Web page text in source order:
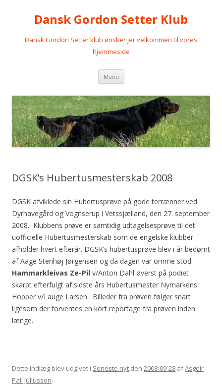
Dansk Gordon Setter Klub
Dansk Gordon Setter klub ønsker jer velkommen til vores
hjemmeside
Menu Videre
indhold
DGSK’s Hubertusmesterskab 2008
DGSK afviklede sin Hubertusprøve på gode terrænner ved
Dyrhavegård og Vognserup i Vetssjælland, den 27. september
2008. Klubbens prøve er samtidig udtagelsesprøve til det
uofficielle Hubertusmesterskab som de engelske klubber
afholder hvert efterår. DGSK’s hubertusprøve blev i år bedømt
af Aage Stenhøj Jørgensen og da dagen var omme stod
Hammarkleivas Ze-Pil v/Anton Dahl øverst på podiet
skarpt efterfulgt af sidste års Hubertusmester Nymarkens
Hopper v/Lauge Larsen . Billeder fra prøven følger snart
ligesom der forventes en kort reportage fra prøven inden
længe.
Dette indlæg blev udgivet i Seneste nyt den 2008-09-28 afÁsgeir
Páll Júlíusson.